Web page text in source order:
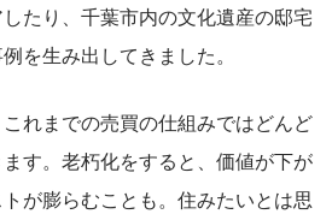
たり、千葉市内の文化遺産の邸宅
を生み出してきました。
れまでの売買の仕組みではどんど
す。老朽化をすると、価値が下が
が膨らむことも。住みたいとは思